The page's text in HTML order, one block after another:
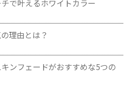
で叶えるホワイトカラー
理由とは？
ンフェードがおすすめな5つの